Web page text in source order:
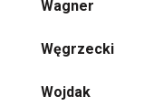
Wagner
Węgrzecki
Wojdak